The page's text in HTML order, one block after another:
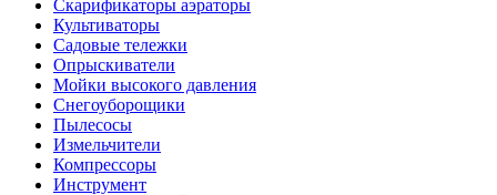
Скарификаторы аэраторы
Культиваторы
Садовые тележки
Опрыскиватели
Мойки высокого давления
Снегоуборощики
Пылесосы
Измельчители
Компрессоры
Инструмент